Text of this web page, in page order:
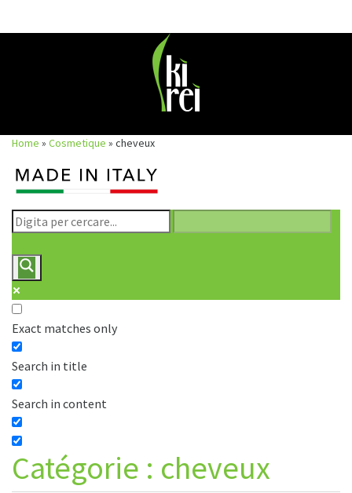
Home » Cosmetique » cheveux
Exact matches only
Search in title
Search in content
Catégorie : cheveux